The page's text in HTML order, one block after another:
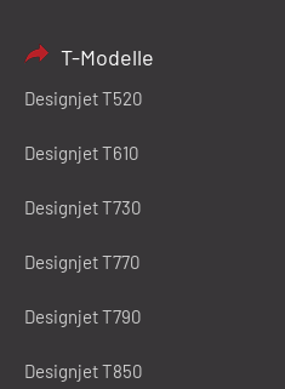
T-Modelle
Designjet T520
Designjet T610
Designjet T730
Designjet T770
Designjet T790
Designjet T850